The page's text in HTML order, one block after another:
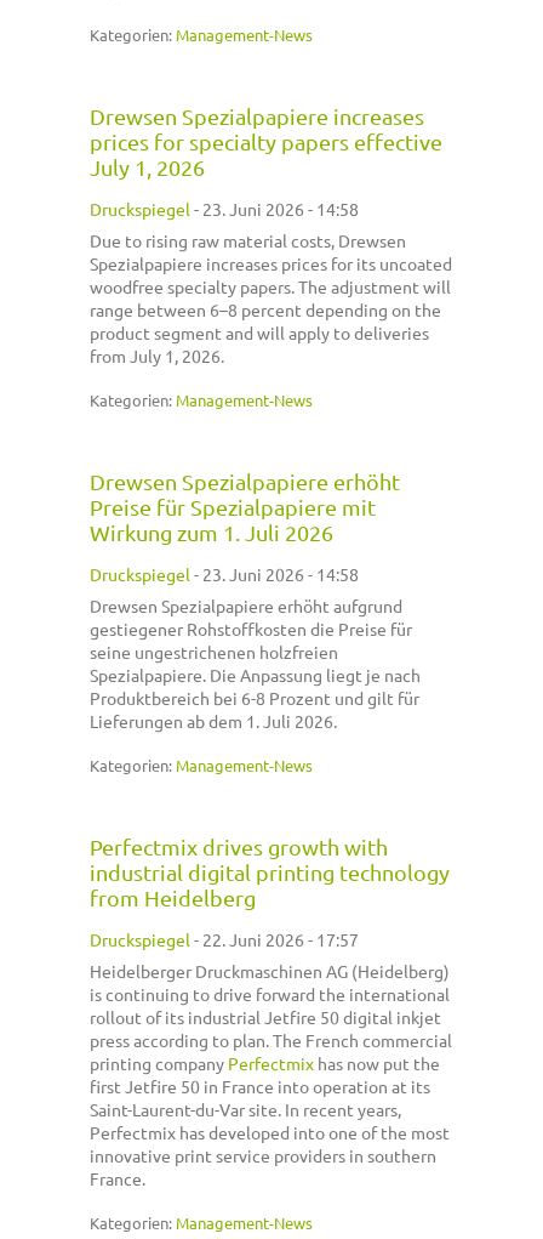
Kategorien: Management-News
Drewsen Spezialpapiere increases
prices for specialty papers effective
July 1, 2026
Druckspiegel - 23. Juni 2026 - 14:58
Due to rising raw material costs, Drewsen
Spezialpapiere increases prices for its uncoated
woodfree specialty papers. The adjustment will
range between 6–8 percent depending on the
product segment and will apply to deliveries
from July 1, 2026.
Kategorien: Management-News
Drewsen Spezialpapiere erhöht
Preise für Spezialpapiere mit
Wirkung zum 1. Juli 2026
Druckspiegel - 23. Juni 2026 - 14:58
Drewsen Spezialpapiere erhöht aufgrund
gestiegener Rohstoffkosten die Preise für
seine ungestrichenen holzfreien
Spezialpapiere. Die Anpassung liegt je nach
Produktbereich bei 6-8 Prozent und gilt für
Lieferungen ab dem 1. Juli 2026.
Kategorien: Management-News
Perfectmix drives growth with
industrial digital printing technology
from Heidelberg
Druckspiegel - 22. Juni 2026 - 17:57
Heidelberger Druckmaschinen AG (Heidelberg)
is continuing to drive forward the international
rollout of its industrial Jetfire 50 digital inkjet
press according to plan. The French commercial
printing company Perfectmix has now put the
first Jetfire 50 in France into operation at its
Saint-Laurent-du-Var site. In recent years,
Perfectmix has developed into one of the most
innovative print service providers in southern
France.
Kategorien: Management-News